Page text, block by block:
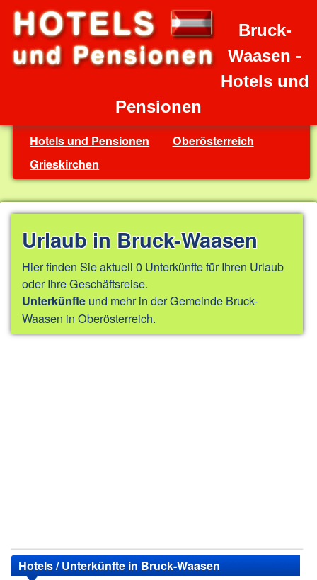
Bruck-
Waasen -
Hotels und
Pensionen
Hotels und Pensionen
Oberösterreich
Grieskirchen
Urlaub in Bruck-Waasen
Hier finden Sie aktuell 0 Unterkünfte für Ihren Urlaub
oder Ihre Geschäftsreise.
Unterkünfte und mehr in der Gemeinde Bruck-
Waasen in Oberösterreich.
Hotels / Unterkünfte in Bruck-Waasen